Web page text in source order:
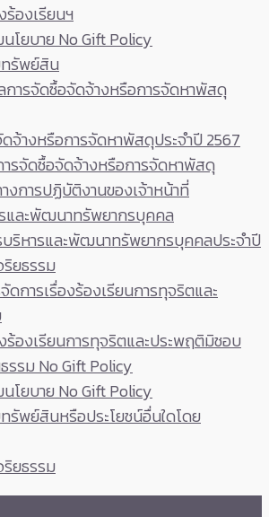
องเรียนฯ
โยบาย No Gift Policy
ทรัพย์สิน
การจัดซื้อจัดจ้างหรือการจัดหาพัสดุ
จ้างหรือการจัดหาพัสดุประจำปี 2567
ารจัดซื้อจัดจ้างหรือการจัดหาพัสดุ
งการปฏิบัติงานของเจ้าหน้าที่
และพัฒนาทรัพยากรบุคคล
บริหารและพัฒนาทรัพยากรบุคคลประจำปี
ยธรรม
การเรื่องร้องเรียนการทุจริตและ
องเรียนการทุจริตและประพฤติมิชอบ
รรม No Gift Policy
โยบาย No Gift Policy
รัพย์สินหรือประโยชน์อื่นใดโดย
ยธรรม